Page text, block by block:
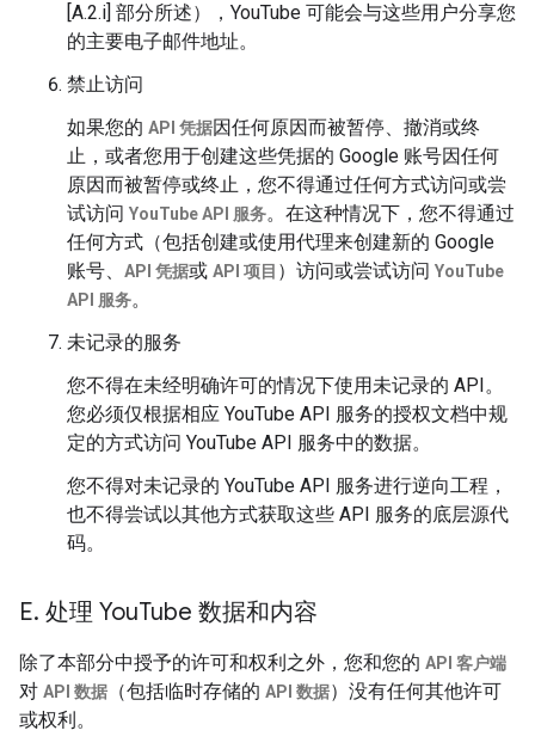
[A.2.i] 部分所述），YouTube 可能会与这些用户分享您
的主要电子邮件地址。
禁止访问
如果您的 API 凭据因任何原因而被暂停、撤消或终
止，或者您用于创建这些凭据的 Google 账号因任何
原因而被暂停或终止，您不得通过任何方式访问或尝
试访问 YouTube API 服务。在这种情况下，您不得通过
任何方式（包括创建或使用代理来创建新的 Google
账号、 API 凭据或 API 项目 ）访问或尝试访问 YouTube
API 服务。
未记录的服务
您不得在未经明确许可的情况下使用未记录的 API。
您必须仅根据相应 YouTube API 服务的授权文档中规
定的方式访问 YouTube API 服务中的数据。
您不得对未记录的 YouTube API 服务进行逆向工程，
也不得尝试以其他方式获取这些 API 服务的底层源代
码。
E. 处理 YouTube 数据和内容
除了本部分中授予的许可和权利之外，您和您的 API 客户端
对 API 数据 （包括临时存储的 API 数据）没有任何其他许可
或权利。